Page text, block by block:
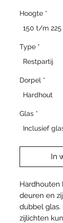
Hoogte *
150 t/m 225
Type *
Restpartij
Dorpel *
Hardhout
Glas *
Inclusief
In
Hardhouten
deuren en
dubbel glas.
zijlichten